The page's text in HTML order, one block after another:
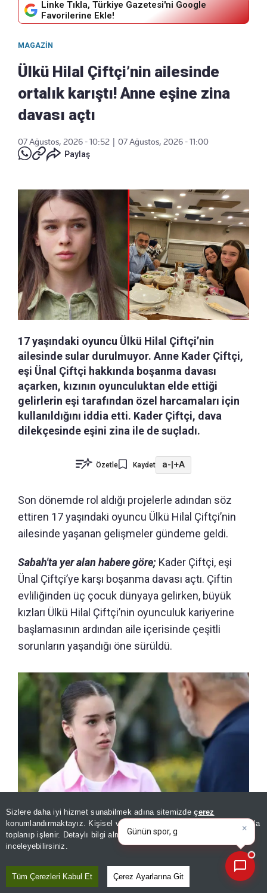
Sizlere daha iyi hizmet sunabilmek adına sitemizdeçerez
konumlandırmaktayız. Kişisel verileriniz, KVKK ve GDPR kapsamında
toplanıp işlenir. Detaylı bilgi almak içinAydınlatma Metnimizi
inceleyebilirsiniz.
Tüm Çerezleri Kabul Et Çerez Ayarlarına Git
Linke Tıkla, Türkiye Gazetesi'ni Google
Favorilerine Ekle!
MAGAZIN
Ülkü Hilal Çiftçi’nin ailesinde
ortalık karıştı! Anne eşine zina
davası açtı
07 Ağustos, 2026 - 10:52 | 07 Ağustos, 2026 - 11:00
Paylaş
17 yaşındaki oyuncu Ülkü Hilal Çiftçi’nin
ailesinde sular durulmuyor. Anne Kader Çiftçi,
eşi Ünal Çiftçi hakkında boşanma davası
açarken, kızının oyunculuktan elde ettiği
gelirlerin eşi tarafından özel harcamaları için
kullanıldığını iddia etti. Kader Çiftçi, dava
dilekçesinde eşini zina ile de suçladı.
Özetle Kaydet a- +A
Son dönemde rol aldığı projelerle adından söz
ettiren 17 yaşındaki oyuncu Ülkü Hilal Çiftçi’nin
ailesinde yaşanan gelişmeler gündeme geldi.
Sabah'ta yer alan habere göre; Kader Çiftçi, eşi
Ünal Çiftçi’ye karşı boşanma davası açtı. Çiftin
evliliğinden üç çocuk dünyaya gelirken, büyük
kızları Ülkü Hilal Çiftçi’nin oyunculuk kariyerine
başlamasının ardından aile içerisinde çeşitli
sorunların yaşandığı öne sürüldü.
Ülkü Hilal Çiftçi’nin ailesinde ortalık karıştı! Anne eşine zina
davası açtı
KIZININ KAZANCINI ÖZEL
Günün spor, gündem ve
ekonomi gelişmelerini analiz
edin!|